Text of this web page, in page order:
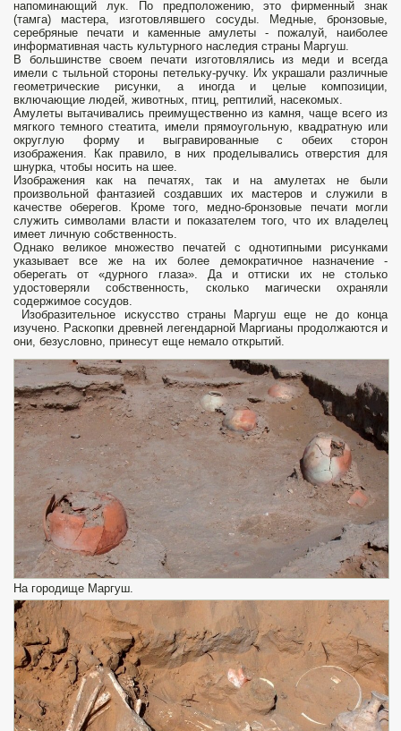
напоминающий лук. По предположению, это фирменный знак
(тамга) мастера, изготовлявшего сосуды. Медные, бронзовые,
серебряные печати и каменные амулеты - пожалуй, наиболее
информативная часть культурного наследия страны Маргуш.
В большинстве своем печати изготовлялись из меди и всегда
имели с тыльной стороны петельку-ручку. Их украшали различные
геометрические рисунки, а иногда и целые композиции,
включающие людей, животных, птиц, рептилий, насекомых.
Амулеты вытачивались преимущественно из камня, чаще всего из
мягкого темного стеатита, имели прямоугольную, квадратную или
округлую форму и выгравированные с обеих сторон
изображения. Как правило, в них проделывались отверстия для
шнурка, чтобы носить на шее.
Изображения как на печатях, так и на амулетах не были
произвольной фантазией создавших их мастеров и служили в
качестве оберегов. Кроме того, медно-бронзовые печати могли
служить символами власти и показателем того, что их владелец
имеет личную собственность.
Однако великое множество печатей с однотипными рисунками
указывает все же на их более демократичное назначение -
оберегать от «дурного глаза». Да и оттиски их не столько
удостоверяли собственность, сколько магически охраняли
содержимое сосудов.
Изобразительное искусство страны Маргуш еще не до конца
изучено. Раскопки древней легендарной Маргианы продолжаются и
они, безусловно, принесут еще немало открытий.
На городище Маргуш.